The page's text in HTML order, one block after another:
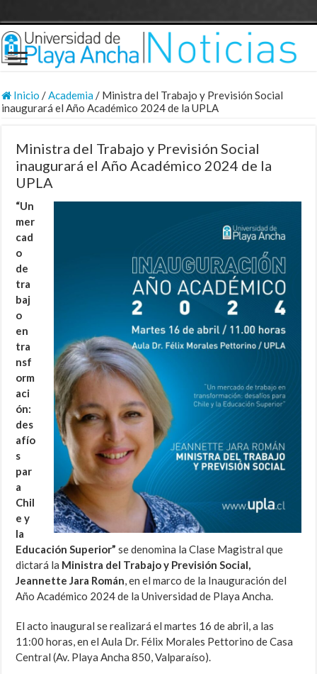
Inicio /Academia/ Ministra del Trabajo y Previsión Social
inaugurará el Año Académico 2024 de la UPLA
Ministra del Trabajo y Previsión Social
inaugurará el Año Académico 2024 de la
UPLA
“Un
mer
cad
o
de
tra
baj
o
en
tra
nsf
orm
aci
ón:
des
afío
s
par
a
Chil
e y
la
Educación Superior” se denomina la Clase Magistral que
dictará la Ministra del Trabajo y Previsión Social,
Jeannette Jara Román, en el marco de la Inauguración del
Año Académico 2024 de la Universidad de Playa Ancha.
El acto inaugural se realizará el martes 16 de abril, a las
11:00 horas, en el Aula Dr. Félix Morales Pettorino de Casa
Central (Av. Playa Ancha 850, Valparaíso).